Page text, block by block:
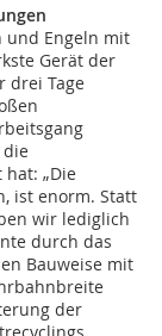
und Engeln mit
Gerät der
drei Tage
die
„Die
ist enorm. Statt
wir lediglich
durch das
Bauweise mit
der